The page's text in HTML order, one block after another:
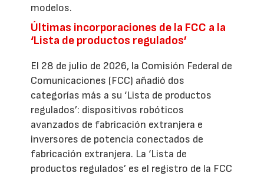
modelos.
Últimas incorporaciones de la FCC a la
‘Lista de productos regulados’
El 28 de julio de 2026, la Comisión Federal de
Comunicaciones (FCC) añadió dos
categorías más a su ‘Lista de productos
regulados’: dispositivos robóticos
avanzados de fabricación extranjera e
inversores de potencia conectados de
fabricación extranjera. La ‘Lista de
productos regulados’ es el registro de la FCC